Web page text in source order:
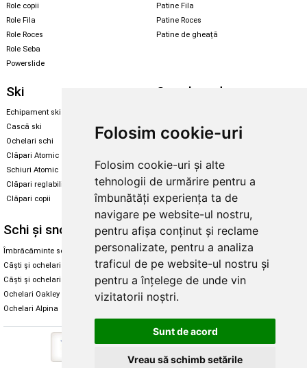
Folosim cookie-uri
Folosim cookie-uri și alte
tehnologii de urmărire pentru a
îmbunătăți experiența ta de
navigare pe website-ul nostru,
pentru afișa conținut și reclame
personalizate, pentru a analiza
traficul de pe website-ul nostru și
pentru a înțelege de unde vin
vizitatorii noștri.
Sunt de acord
Vreau să schimb setările
Role copii
Role Fila
Role Roces
Role Seba
Powerslide
Patine Fila
Patine Roces
Patine de gheață
Ski
Echipament ski
Cască ski
Ochelari schi
Clăpari Atomic
Schiuri Atomic
Clăpari reglabili
Clăpari copii
Snowboard
Echipament snowboard
Legături Rome SDS
Skate & longboard
Enuff Skateboards
Schi și snowboard
Îmbrăcăminte schi și snowboard
Căști și ochelari de iarnă
Căști și ochelari Alpina
Ochelari Oakley
Ochelari Alpina
Diverse
Cum aleg rolele
Cum aleg ochelarii
Ochelari de soare Oakley
Ochelari de soare Alpina